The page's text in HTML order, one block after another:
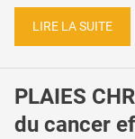
LIRE LA SUITE
PLAIES
du cancer